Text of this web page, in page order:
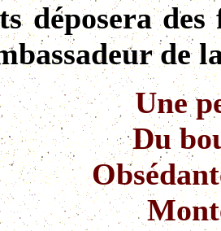
déposera
de
Une
Du